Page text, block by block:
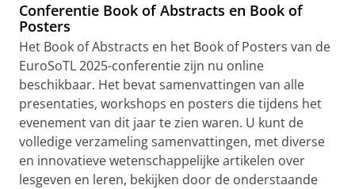
Conferentie Book of Abstracts en Book of
Posters
Het Book of Abstracts en het Book of Posters van de
EuroSoTL 2025-conferentie zijn nu online
beschikbaar. Het bevat samenvattingen van alle
presentaties, workshops en posters die tijdens het
evenement van dit jaar te zien waren. U kunt de
volledige verzameling samenvattingen, met diverse
en innovatieve wetenschappelijke artikelen over
lesgeven en leren, bekijken door de onderstaande